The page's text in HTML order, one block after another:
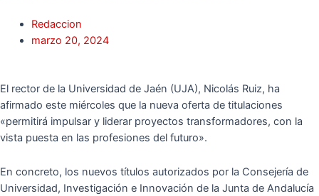
Redaccion
marzo 20, 2024
El rector de la Universidad de Jaén (UJA), Nicolás Ruiz, ha
afirmado este miércoles que la nueva oferta de titulaciones
«permitirá impulsar y liderar proyectos transformadores, con la
vista puesta en las profesiones del futuro».
En concreto, los nuevos títulos autorizados por la Consejería de
Universidad, Investigación e Innovación de la Junta de Andalucía